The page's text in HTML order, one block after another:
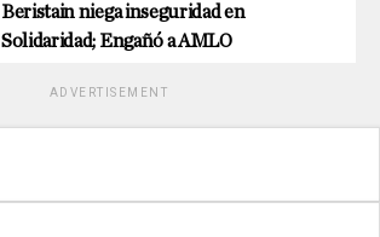
Beristain niega inseguridad en
Solidaridad; Engañó a AMLO
ADVERTISEMENT